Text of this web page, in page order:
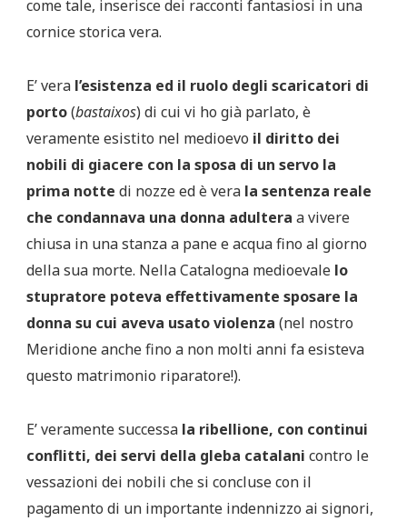
come tale, inserisce dei racconti fantasiosi in una
cornice storica vera.
E’ vera l’esistenza ed il ruolo degli scaricatori di
porto(bastaixos) di cui vi ho già parlato, è
veramente esistito nel medioevo il diritto dei
nobili di giacere con la sposa di un servo la
prima notte di nozze ed è vera la sentenza reale
che condannava una donna adultera a vivere
chiusa in una stanza a pane e acqua fino al giorno
della sua morte. Nella Catalogna medioevale lo
stupratore poteva effettivamente sposare la
donna su cui aveva usato violenza (nel nostro
Meridione anche fino a non molti anni fa esisteva
questo matrimonio riparatore!).
E’ veramente successa la ribellione, con continui
conflitti, dei servi della gleba catalani contro le
vessazioni dei nobili che si concluse con il
pagamento di un importante indennizzo ai signori,